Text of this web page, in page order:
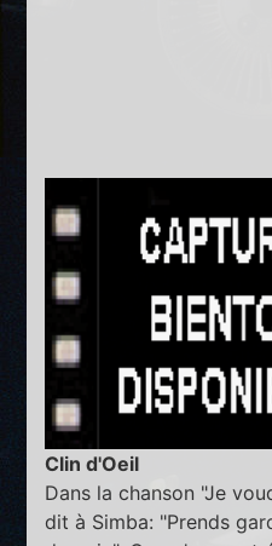
Clin d'Oeil
Dans la chanson "Je
dit à Simba: "Prends